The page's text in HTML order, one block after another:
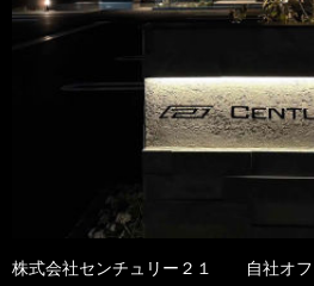
株式会社センチュリー２１ 自社オフ